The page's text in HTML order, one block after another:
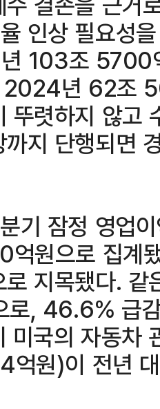
인상 필요성
103조
년 62조
뚜렷하지 않고
지 단행되면
기 잠정 영업
원으로 집계
지목됐다.
로, 46.6% 급
미국의 자동차
원)이 전년